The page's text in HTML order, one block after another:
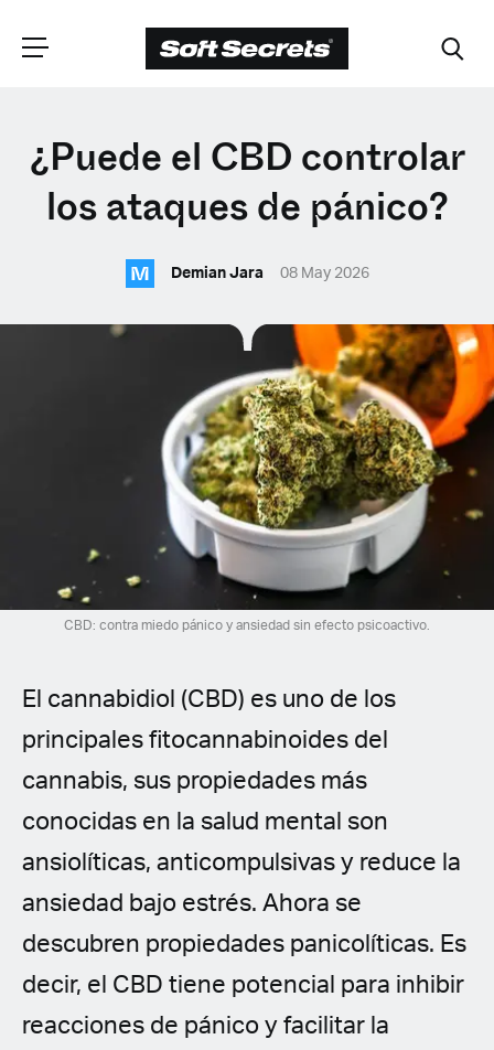
ELIGE TU
UBICACIÓN
English (United Kingdom)
English (United States)
Spanish (Spain)
Spanish (Latin America)
German
French
Czech
Polish
¿Puede el CBD controlar
los ataques de pánico?
M Demian Jara 08 May 2026
CBD: contra miedo pánico y ansiedad sin efecto psicoactivo.
El cannabidiol (CBD) es uno de los
principales fitocannabinoides del
cannabis, sus propiedades más
conocidas en la salud mental son
ansiolíticas, anticompulsivas y reduce la
ansiedad bajo estrés. Ahora se
descubren propiedades panicolíticas. Es
decir, el CBD tiene potencial para inhibir
reacciones de pánico y facilitar la